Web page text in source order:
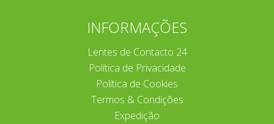
INFORMAÇÕES
Lentes de Contacto 24
Política de Privacidade
Política de Cookies
Termos & Condições
Expedição